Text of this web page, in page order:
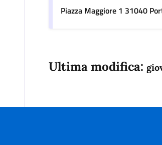
Piazza Maggiore 1 31040
Ultima modifica: